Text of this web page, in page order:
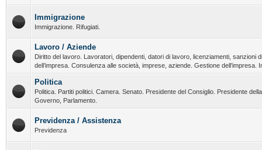
Immigrazione
Immigrazione. Rifugiati.
Lavoro / Aziende
Diritto del lavoro. Lavoratori, dipendenti, datori di lavoro, licenziamenti, sanzioni
dell’impresa. Consulenza alle società, imprese, aziende. Gestione dell’impresa.
Politica
Politica. Partiti politici. Camera. Senato. Presidente del Consiglio. Presidente
Governo, Parlamento.
Previdenza / Assistenza
Previdenza